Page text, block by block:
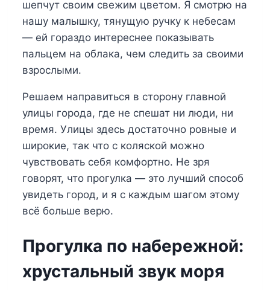
шепчут своим свежим цветом. Я смотрю на
нашу малышку, тянущую ручку к небесам
— ей гораздо интереснее показывать
пальцем на облака, чем следить за своими
взрослыми.
Решаем направиться в сторону главной
улицы города, где не спешат ни люди, ни
время. Улицы здесь достаточно ровные и
широкие, так что с коляской можно
чувствовать себя комфортно. Не зря
говорят, что прогулка — это лучший способ
увидеть город, и я с каждым шагом этому
всё больше верю.
Прогулка по набережной:
хрустальный звук моря